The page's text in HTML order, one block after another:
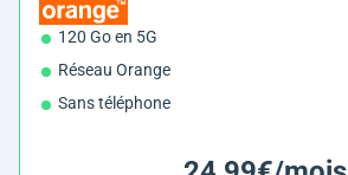
120 Go en 5G
Réseau Orange
Sans téléphone